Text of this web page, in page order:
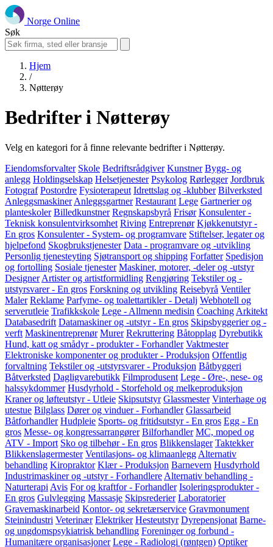
Norge Online
Søk
Hjem
/
Nøtterøy
Bedrifter i Nøtterøy
Velg en kategori for å finne relevante bedrifter i Nøtterøy.
Eiendomsforvalter Skole Bedriftsrådgiver Kunstner Bygg- og
anlegg Holdingselskap Helsetjenester Psykolog Rørlegger Jordbruk
Fotograf Postordre Fysioterapeut Idrettslag og -klubber Bilverksted
Anleggsmaskiner Anleggsgartner Restaurant Lege Gartnerier og
planteskoler Billedkunstner Regnskapsbyrå Frisør Konsulenter -
Teknisk konsulentvirksomhet Riving Entreprenør Kjøkkenutstyr -
En gros Konsulenter - System- og programvare Stiftelser, legater og
hjelpefond Skogbrukstjenester Data - programvare og -utvikling
Personlig tjenesteyting Sjøtransport og shipping Forfatter Spedisjon
og fortolling Sosiale tjenester Maskiner, motorer, -deler og -utstyr
Designer Artister og artistformidling Rengjøring Tekstiler og -
utstyrsvarer - En gros Forskning og utvikling Reisebyrå Ventiler
Maler Reklame Parfyme- og toalettartikler - Detalj Webhotell og
serverutleie Trafikkskole Lege - Allmenn medisin Coaching Arkitekt
Databasedrift Datamaskiner og -utstyr - En gros Skipsbyggerier og -
verft Maskinentreprenør Murer Rekruttering Båtopplag Dyrebutikk
Hund, katt og smådyr - produkter - Forhandler Vaktmester
Elektroniske komponenter og produkter - Produksjon Offentlig
forvaltning Tekstiler og -utstyrsvarer - Produksjon Båtbyggeri
Båtverksted Dagligvarebutikk Filmprodusent Lege - Øre-, nese- og
halssykdommer Husdyrhold - Storfehold og melkeproduksjon
Kraner og løfteutstyr - Utleie Skipsutstyr Glassmester Vinterhage og
utestue Bilglass Dører og vinduer - Forhandler Glassarbeid
Båtforhandler Hudpleie Sports- og fritidsutstyr - En gros Egg - En
gros Messe- og kongressarrangører Bilforhandler MC, moped og
ATV - Import Sko og tilbehør - En gros Blikkenslager Taktekker
Blikkenslagermester Ventilasjons- og klimaanlegg Alternativ
behandling Kiropraktor Klær - Produksjon Barnevern Husdyrhold
Industrimaskiner og -utstyr - Forhandlere Alternativ behandling -
Naturterapi Avis For og kraftfor - Forhandler Isoleringsprodukter -
En gros Gulvlegging Massasje Skipsrederier Laboratorier
Gravemaskinarbeid Kontor- og sekretærservice Gravmonument
Steinindustri Veterinær Elektriker Hesteutstyr Dyrepensjonat Barne-
og ungdomspsykiatrisk behandling Foreninger og forbund -
Humanitære organisasjoner Lege - Radiologi (røntgen) Optiker